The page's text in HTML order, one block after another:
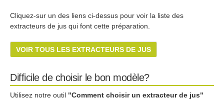
Cliquez-sur un des liens ci-dessus pour voir la liste des
extracteurs de jus qui font cette préparation.
VOIR TOUS LES EXTRACTEURS DE JUS
Difficile de choisir le bon modèle?
Utilisez notre outil "Comment choisir un extracteur de jus"